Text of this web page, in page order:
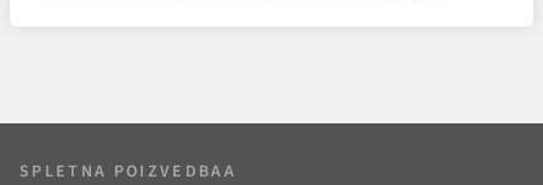
SPLETNA POIZVEDBAA